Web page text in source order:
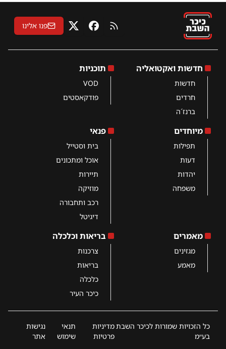
RSS פייסבוקX פנו אלינו
חדשות ואקטואליה
חדשות
חרדים
ברנז´ה
תוכניות
VOD
פודקאסטים
מיוחדים
תפילות
דעות
יהדות
משפחה
פנאי
בית וסטייל
אוכל ומתכונים
תיירות
מוזיקה
רכב ותחבורה
דיגיטל
מאמרים
מגזינים
מאמע
בריאות וכלכלה
צרכנות
בריאות
כלכלה
כיכר העיר
כל הזכויות שמורות לכיכר השבת
בע״מ
מדיניות
פרטיות
תנאי
שימוש
נגישות
אתר